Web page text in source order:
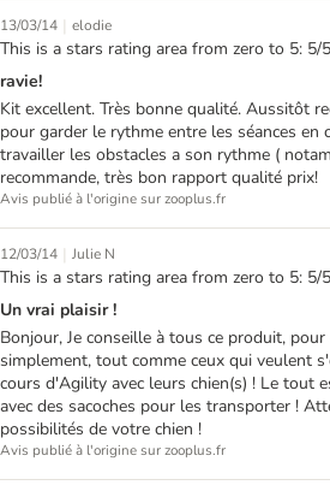
13/03/14 | elodie
This is a stars rating area from zero to 5: 5/5
ravie!
Kit excellent. Très bonne qualité. Aussitôt
pour garder le rythme entre les séances
travailler les obstacles a son rythme (
recommande, très bon rapport qualité prix!
Avis publié à l'origine sur zooplus.fr
12/03/14 | Julie N
This is a stars rating area from zero to 5: 5/5
Un vrai plaisir !
Bonjour, Je conseille à tous ce produit,
simplement, tout comme ceux qui veulent
cours d'Agility avec leurs chien(s) ! Le tout
avec des sacoches pour les transporter !
possibilités de votre chien !
Avis publié à l'origine sur zooplus.fr